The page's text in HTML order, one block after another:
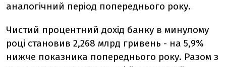
аналогічний період попереднього року.
Чистий процентний дохід банку в минулому
році становив 2,268 млрд гривень - на 5,9%
нижче показника попереднього року. Разом з